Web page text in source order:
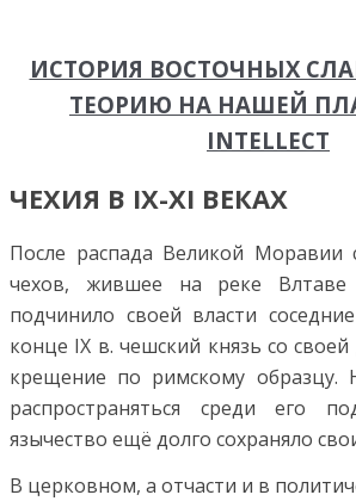
ИСТОРИЯ ВОСТОЧНЫХ
ТЕОРИЮ НА НАШЕЙ
INTELLECT
ЧЕХИЯ В IX-XI ВЕКАХ
После распада Великой Моравии
чехов, жившее на реке Влтаве
подчинило своей власти
конце IX в. чешский князь со
крещение по римскому образцу.
распространяться среди его
язычество ещё долго сохраняло
В церковном, а отчасти и в